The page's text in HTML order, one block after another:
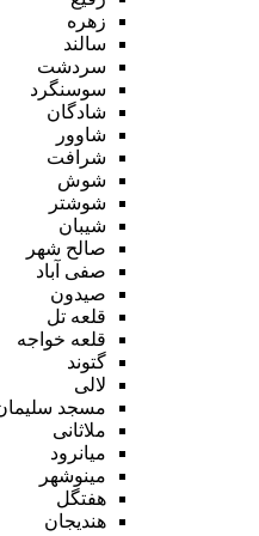
زهره
سالند
سردشت
سوسنگرد
شادگان
شاوور
شرافت
شوش
شوشتر
شیبان
صالح شهر
صفی آباد
صیدون
قلعه تل
قلعه خواجه
گتوند
لالی
مسجد
ملاثانی
میانرود
مینوشهر
هفتگل
هندیجان